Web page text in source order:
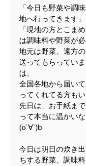
「今日も野菜や調
地へ行ってきます」
「現地の方とこま
は調味料や野菜が必
地元は野菜、遠方
送ってもらってい
は、
全国各地から届い
ってくれてる方もい
先日は、お手紙ま
って本当に温かい
(o´∀`)b
今日は明日の炊き
ちする野菜、調味